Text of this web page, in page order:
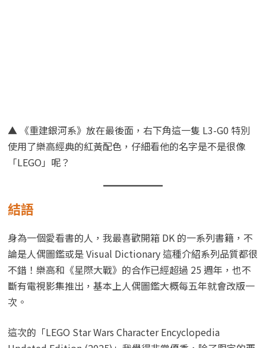
▲ 《重建銀河系》放在最後面，右下角這一隻 L3-G0 特別
使用了樂高經典的紅黃配色，仔細看他的名字是不是很像
「LEGO」呢？
結語
身為一個愛看書的人，我最喜歡開箱 DK 的一系列書籍，不
論是人偶圖鑑或是 Visual Dictionary 這種介紹系列品質都很
不錯！樂高和《星際大戰》的合作已經超過 25 週年，也不
斷有電視影集推出，基本上人偶圖鑑大概每五年就會改版一
次。
這次的「LEGO Star Wars Character Encyclopedia